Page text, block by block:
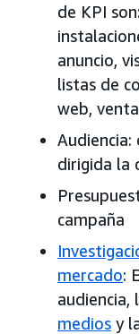
de KPI
anuncio,
listas de
web,
dirigida la
campaña
mercado:
audiencia,
medios y